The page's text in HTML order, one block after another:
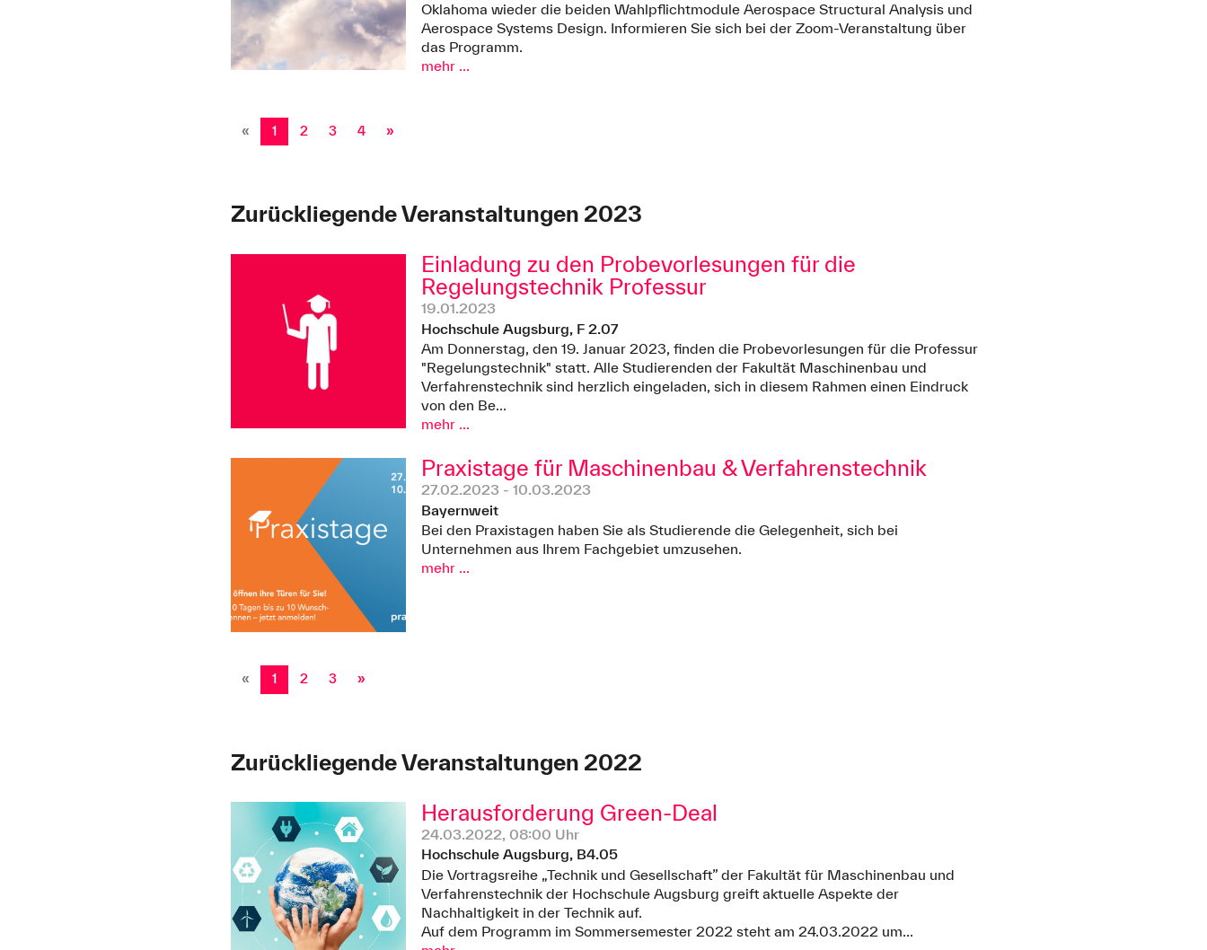
Oklahoma wieder die beiden Wahlpflichtmodule Aerospace Structural Analysis und
Aerospace Systems Design. Informieren Sie sich bei der Zoom-Veranstaltung über
das Programm.
mehr ...
« 1 2 3 4 »
Zurückliegende Veranstaltungen 2023
Einladung zu den Probevorlesungen für die
Regelungstechnik Professur
19.01.2023
Hochschule Augsburg, F 2.07
Am Donnerstag, den 19. Januar 2023, finden die Probevorlesungen für die Professur
"Regelungstechnik" statt. Alle Studierenden der Fakultät Maschinenbau und
Verfahrenstechnik sind herzlich eingeladen, sich in diesem Rahmen einen Eindruck
von den Be...
mehr ...
Praxistage für Maschinenbau & Verfahrenstechnik
27.02.2023 - 10.03.2023
Bayernweit
Bei den Praxistagen haben Sie als Studierende die Gelegenheit, sich bei
Unternehmen aus Ihrem Fachgebiet umzusehen.
mehr ...
« 1 2 3 »
Zurückliegende Veranstaltungen 2022
Herausforderung Green-Deal
24.03.2022, 08:00 Uhr
Hochschule Augsburg, B4.05
Die Vortragsreihe „Technik und Gesellschaft” der Fakultät für Maschinenbau und
Verfahrenstechnik der Hochschule Augsburg greift aktuelle Aspekte der
Nachhaltigkeit in der Technik auf.
Auf dem Programm im Sommersemester 2022 steht am 24.03.2022 um...